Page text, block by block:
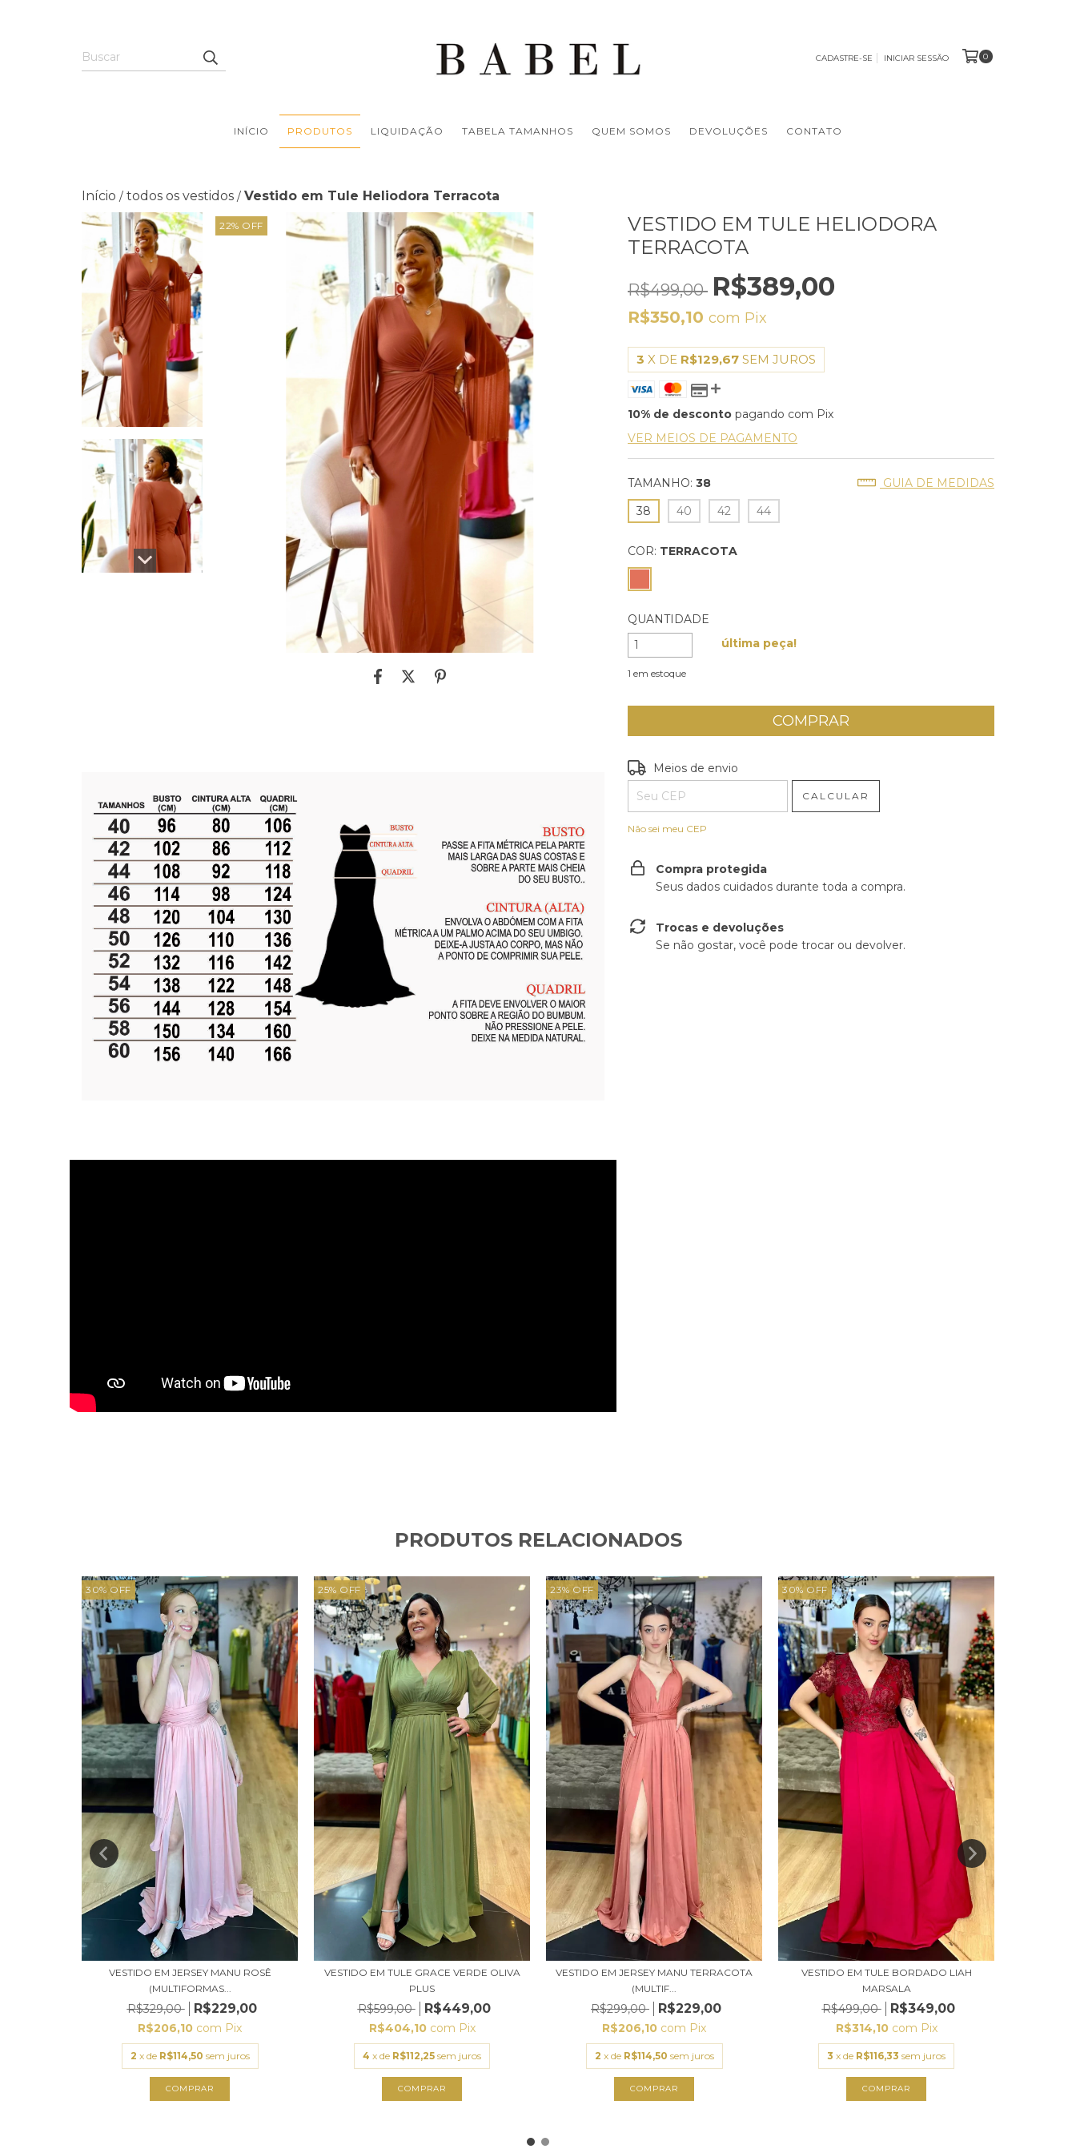
CADASTRE-SE INICIAR SESSÃO 0
INÍCIO PRODUTOS LIQUIDAÇÃO TABELA TAMANHOS QUEM SOMOS DEVOLUÇÕES CONTATO
Início / todos os vestidos / Vestido em Tule Heliodora Terracota
22% OFF
VESTIDO EM TULE HELIODORA
TERRACOTA
R$499,00 R$389,00
R$350,10com Pix
3 X DE R$129,67 SEM JUROS
10% de desconto pagando com Pix
VER MEIOS DE PAGAMENTO
TAMANHO: 38
GUIA DE MEDIDAS
38
40 42 44
COR: TERRACOTA
QUANTIDADE
1 em estoque
última peça!
Entregas para o CEP:
Meios de envio
CALCULAR
Não sei meu CEP
Compra protegida
Seus dados cuidados durante toda a compra.
Trocas e devoluções
Se não gostar, você pode trocar ou devolver.
PRODUTOS RELACIONADOS
30% OFF
VESTIDO EM JERSEY MANU ROSÊ
(MULTIFORMAS...
R$329,00 R$229,00
R$206,10 com Pix
2 x de R$114,50 sem juros
COMPRAR
25% OFF
VESTIDO EM TULE GRACE VERDE OLIVA
PLUS
R$599,00 R$449,00
R$404,10 com Pix
4 x de R$112,25 sem juros
COMPRAR
23% OFF
VESTIDO EM JERSEY MANU TERRACOTA
(MULTIF...
R$299,00 R$229,00
R$206,10 com Pix
2 x de R$114,50 sem juros
COMPRAR
30% OFF
VESTIDO EM TULE BORDADO LIAH
MARSALA
R$499,00 R$349,00
R$314,10 com Pix
3 x de R$116,33 sem juros
COMPRAR